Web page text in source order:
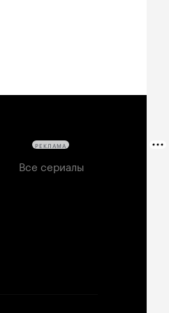
Все сериалы
РЕКЛАМА